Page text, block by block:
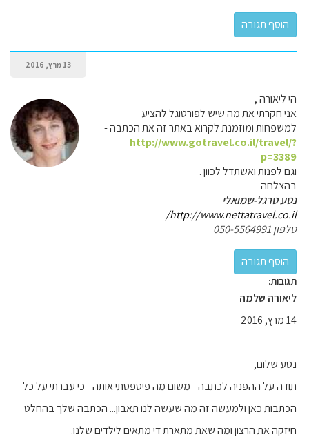
13 מרץ, 2016
הי ליאורה ,
אני חקרתי את מה שיש לפורטוגל להציע
למשפחות ומוזמנת לקרוא באתר זה את הכתבה -
http://www.gotravel.co.il/travel/?
p=3389
וגם לפנות ואשתדל לכוון .
בהצלחה
נטע טרגל-שמואלי
http://www.nettatravel.co.il/
טלפון 050-5564991
תגובות:
ליאורה שלמה
14 מרץ, 2016
נטע שלום,
תודה על ההפניה לכתבה - משום מה פיספסתי אותה - כי עברתי על כל
הכתבות כאן ולמעשה זה מה שעשה לנו תאבון... הכתבה שלך בהחלט
חיזקה את הרצון ומה שאת מתארת די מתאים לילדים שלנו.